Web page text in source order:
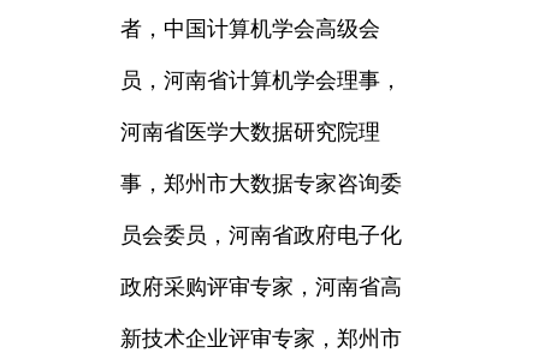
者，中国计算机学会高级会
员，河南省计算机学会理事，
河南省医学大数据研究院理
事，郑州市大数据专家咨询委
员会委员，河南省政府电子化
政府采购评审专家，河南省高
新技术企业评审专家，郑州市